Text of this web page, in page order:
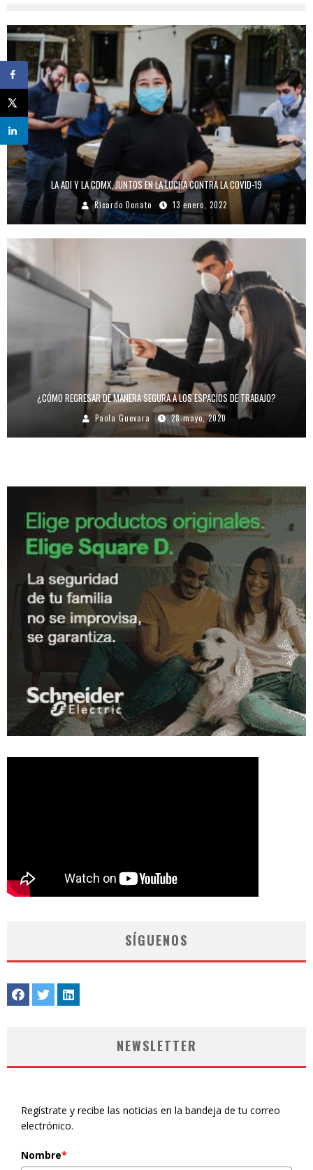
LA ADI Y LA CDMX, JUNTOS EN LA LUCHA CONTRA LA COVID-19
Ricardo Donato 13 enero, 2022
¿CÓMO REGRESAR DE MANERA SEGURA A LOS ESPACIOS DE TRABAJO?
Paola Guevara 28 mayo, 2020
SÍGUENOS
NEWSLETTER
Regístrate y recibe las noticias en la bandeja de tu correo
electrónico.
Nombre*